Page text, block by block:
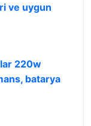
ve uygun
220w
batarya